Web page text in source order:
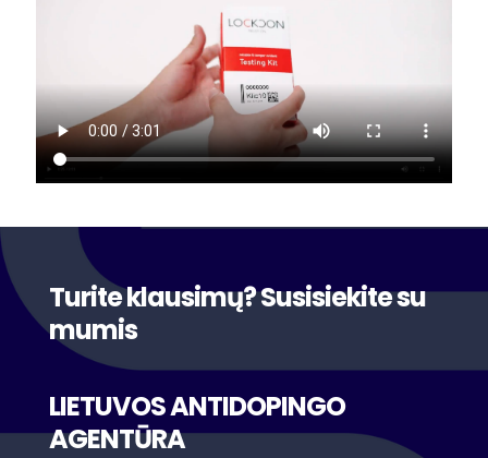
Turite klausimų? Susisiekite su
mumis
LIETUVOS ANTIDOPINGO
AGENTŪRA